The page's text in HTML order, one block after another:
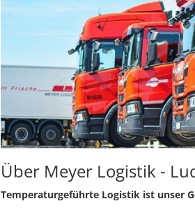
Über Meyer Logistik -
Temperaturgeführte Logistik ist unser